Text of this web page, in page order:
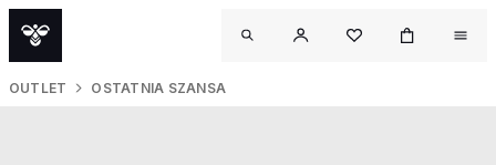
OUTLET OSTATNIA SZANSA